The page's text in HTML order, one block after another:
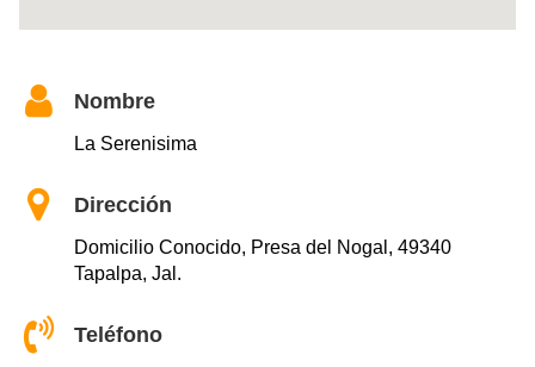
Nombre
La Serenisima
Dirección
Domicilio Conocido, Presa del Nogal, 49340
Tapalpa, Jal.
Teléfono